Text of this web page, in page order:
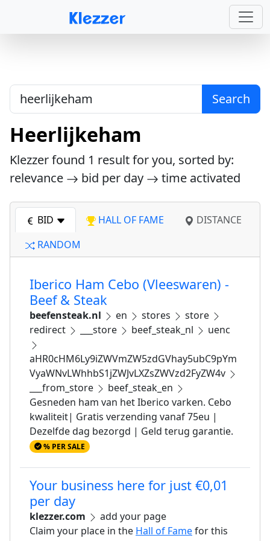
Search
Heerlijkeham
Klezzer found 1 result for you, sorted by:
relevance
bid per day time activated
BID HALL OF FAME
DISTANCE
RANDOM
Iberico Ham Cebo (Vleeswaren) -
Beef & Steak
beefensteak.nl en stores
store
redirect
___store beef_steak_nl uenc
aHR0cHM6Ly9iZWVmZW5zdGVhay5ubC9pYm
VyaWNvLWhhbS1jZWJvLXZsZWVzd2FyZW4v
___from_store
beef_steak_en
Gesneden ham van het Iberico varken. Cebo
kwaliteit| Gratis verzending vanaf 75eu |
Dezelfde dag bezorgd | Geld terug garantie.
% PER SALE
Your business here for just €0,01
per day
klezzer.com
add your page
Claim your place in the Hall of Famefor this